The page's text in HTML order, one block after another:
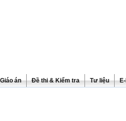
Giáo án Đề thi & Kiểm tra Tư liệu